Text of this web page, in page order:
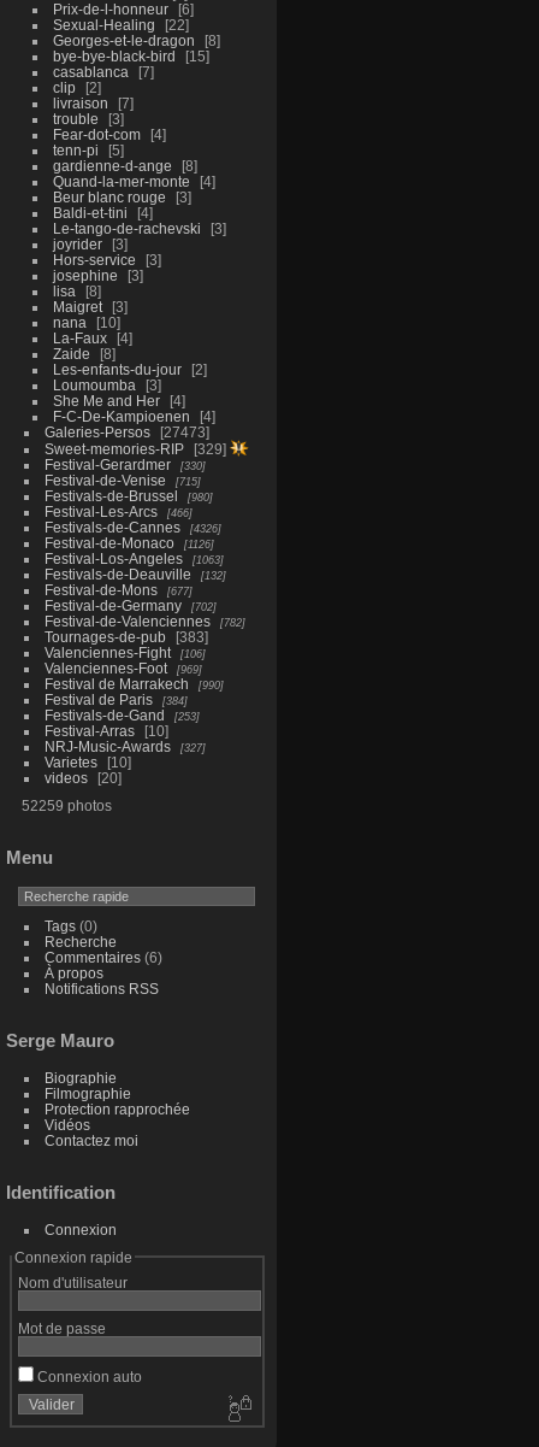
Prix-de-l-honneur
6
Sexual-Healing
22
Georges-et-le-dragon
8
bye-bye-black-bird
15
casablanca
7
clip
2
livraison
7
trouble
3
Fear-dot-com
4
tenn-pi
5
gardienne-d-ange
8
Quand-la-mer-monte
4
Beur blanc rouge
3
Baldi-et-tini
4
Le-tango-de-rachevski
3
joyrider
3
Hors-service
3
josephine
3
lisa
8
Maigret
3
nana
10
La-Faux
4
Zaide
8
Les-enfants-du-jour
2
Loumoumba
3
She Me and Her
4
F-C-De-Kampioenen
4
Galeries-Persos
27473
Sweet-memories-RIP
329
Festival-Gerardmer
330
Festival-de-Venise 715
Festivals-de-Brussel 980
Festival-Les-Arcs 466
Festivals-de-Cannes 4326
Festival-de-Monaco 1126
Festival-Los-Angeles 1063
Festivals-de-Deauville 132
Festival-de-Mons 677
Festival-de-Germany 702
Festival-de-Valenciennes 782
Tournages-de-pub
383
Valenciennes-Fight
106
Valenciennes-Foot 969
Festival de Marrakech 990
Festival de Paris 384
Festivals-de-Gand 253
Festival-Arras
10
NRJ-Music-Awards
327
Varietes
10
videos
20
52259 photos
Menu
Tags(0)
Recherche
Commentaires(6)
À propos
Notifications RSS
Serge Mauro
Biographie
Filmographie
Protection rapprochée
Vidéos
Contactez moi
Identification
Connexion
Connexion rapide
Nom d'utilisateur
Mot de passe
Connexion auto